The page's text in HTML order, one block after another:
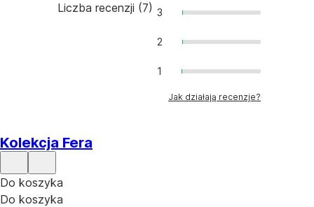
Liczba recenzji (7) 3
2
1
Jak działają recenzje?
Kolekcja Fera
Do koszyka
Do koszyka